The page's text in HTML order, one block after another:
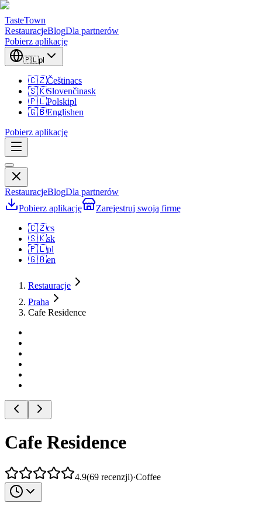
TasteTown
RestauracjeBlogDla partnerów
Pobierz aplikację
🇵🇱pl
🇨🇿Češtinacs
🇸🇰Slovenčinask
🇵🇱Polskipl
🇬🇧Englishen
Pobierz aplikację
RestauracjeBlogDla partnerów
Pobierz aplikację
Zarejestruj swoją firmę
🇨🇿cs
🇸🇰sk
🇵🇱pl
🇬🇧en
Restauracje
Praha
Cafe Residence
Cafe Residence
4.9(69 recenzji)·Coffee